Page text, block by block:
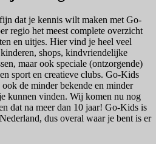
dat je kennis wilt maken met Go-
regio het meest complete overzicht
en uitjes. Hier vind je heel veel
shops, kindvriendelijke
maar ook speciale (ontzorgende)
sport en creatieve clubs. Go-Kids
de minder bekende en minder
kunnen vinden. Wij komen nu nog
dat na meer dan 10 jaar! Go-Kids is
dus overal waar je bent is er